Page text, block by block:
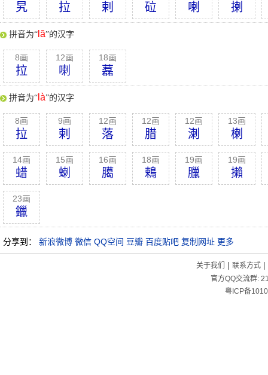
旯 拉 剌 砬 喇 揦
拼音为“ lă”的汉字
8画
拉
12画
喇
18画
藞
拼音为“ là”的汉字
8画
拉
9画
剌
12画
落
12画
腊
12画
溂
13画
楋
14画
蜡
15画
蝲
16画
臈
18画
鵣
19画
臘
19画
攋
23画
鑞
分享到： 新浪微博 微信 QQ空间 豆瓣 百度贴吧 复制网址 更多
关于我们 | 联系方式|
官方QQ交流群:
粤ICP备